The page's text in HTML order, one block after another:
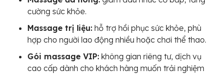
cường sức khỏe.
Massage trị liệu: hỗ trợ hồi phục sức khỏe, phù
hợp cho người lao động nhiều hoặc chơi thể thao.
Gói massage VIP: không gian riêng tư, dịch vụ
cao cấp dành cho khách hàng muốn trải nghiệm